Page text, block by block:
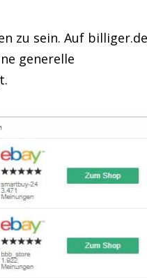
zu sein. Auf
generelle